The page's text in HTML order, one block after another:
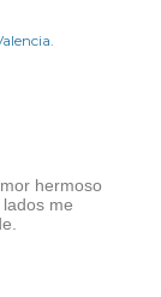
hermoso
me